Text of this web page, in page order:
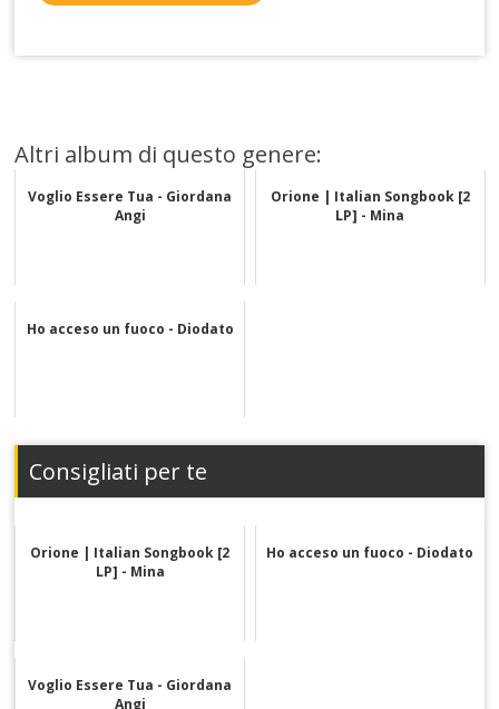
Altri album di questo genere:
Voglio Essere Tua - Giordana
Angi
Orione | Italian Songbook [2
LP] - Mina
Ho acceso un fuoco - Diodato
Consigliati per te
Orione | Italian Songbook [2
LP] - Mina
Ho acceso un fuoco - Diodato
Voglio Essere Tua - Giordana
Angi